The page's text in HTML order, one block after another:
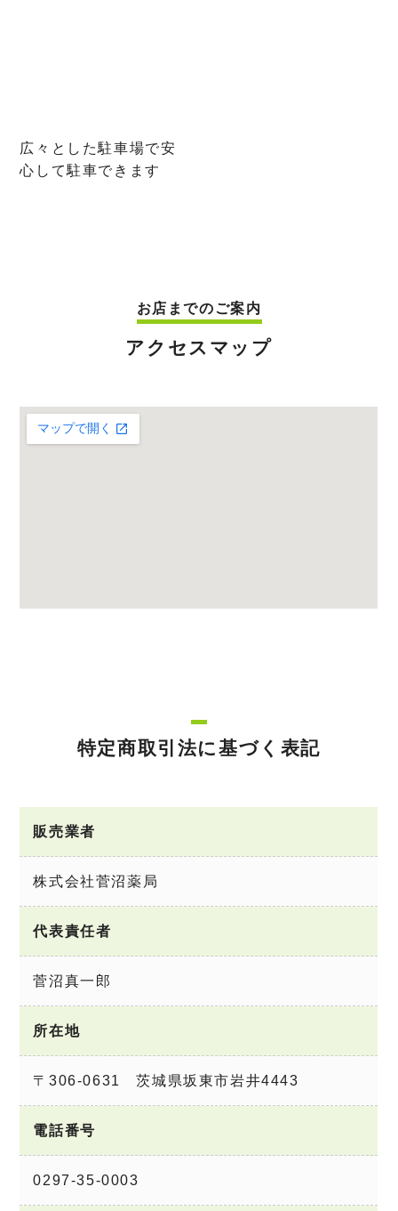
広々とした駐車場で安
心して駐車できます
お店までのご案内
アクセスマップ
特定商取引法に基づく表記
販売業者
株式会社菅沼薬局
代表責任者
菅沼真一郎
所在地
〒306-0631 茨城県坂東市岩井4443
電話番号
0297-35-0003